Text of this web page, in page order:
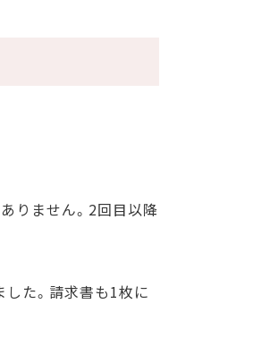
りません。2回目以降
た。請求書も1枚に